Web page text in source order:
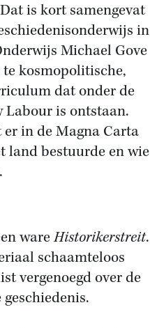
is kort samengevat
in
Michael Gove
kosmopolitische,
dat onder de
is ontstaan.
in de Magna Carta
land bestuurde en wie
wareHistorikerstreit.
schaamteloos
vergenoegd over de